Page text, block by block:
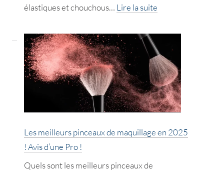
élastiques et chouchous… Lire la suite
meilleurs
élastiques
&
chouchous
cheveux
!
d’un
Les meilleurs pinceaux de maquillage en 2025
! Avis d’une Pro !
Quels sont les meilleurs pinceaux de